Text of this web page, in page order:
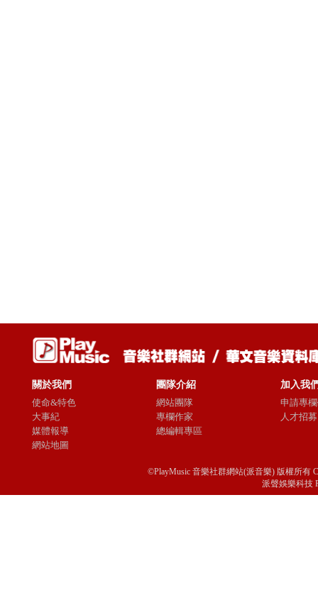
關於我們
使命&特色
大事紀
媒體報導
網站地圖
團隊介紹
網站團隊
專欄作家
總編輯專區
加入我
申請專
人才招募
©PlayMusic 音樂社群網站(派音樂) 版權所有
派聲娛樂科技